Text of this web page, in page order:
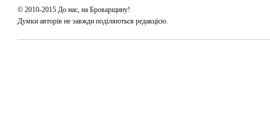
© 2010-2015 До нас, на Броварщину!
Думки авторів не завжди поділяються редакцією.